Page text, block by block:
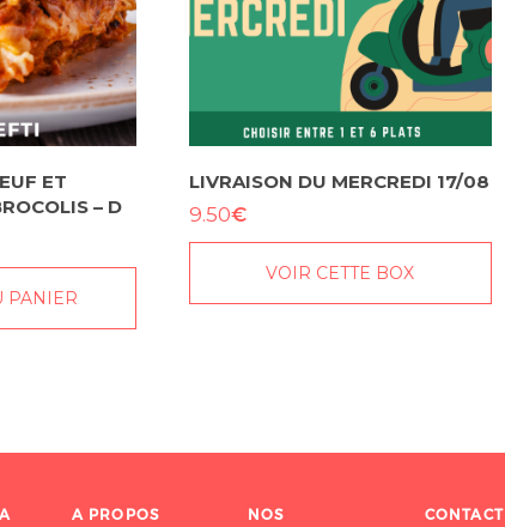
ET
– D
PANIER
LIVRAISON DU MERCREDI 17/08
9.50€
VOIR CETTE BOX
A PROPOS NOS CONTACT